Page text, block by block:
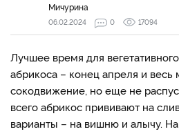
Мичурина
06.02.2024 0 17094
Лучшее время для
абрикоса – конец апреля и весь
сокодвижение, но еще не
всего абрикос прививают на
варианты – на вишню и алычу.